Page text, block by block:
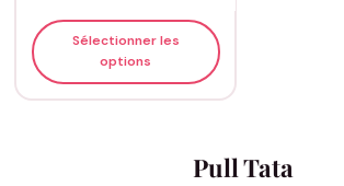
Sélectionner les
options
Pull Tata